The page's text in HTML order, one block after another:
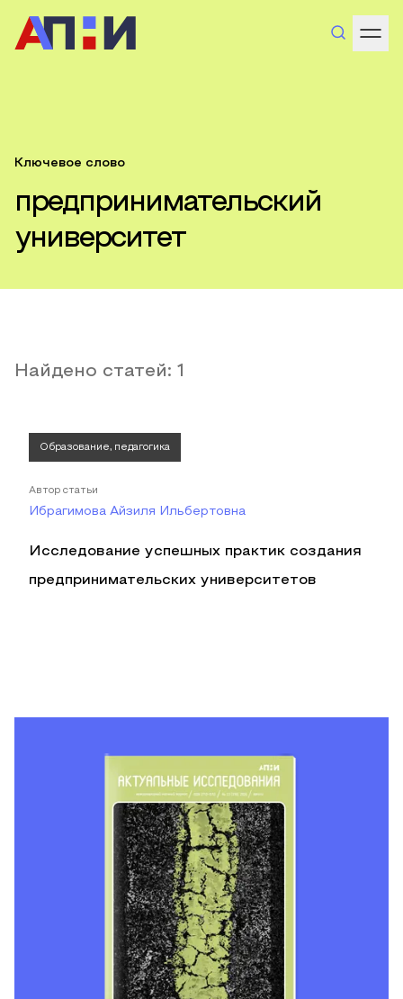
Ключевое слово
предпринимательский
университет
Найдено статей: 1
Образование, педагогика
Автор статьи
Ибрагимова Айзиля Ильбертовна
Исследование успешных практик создания
предпринимательских университетов